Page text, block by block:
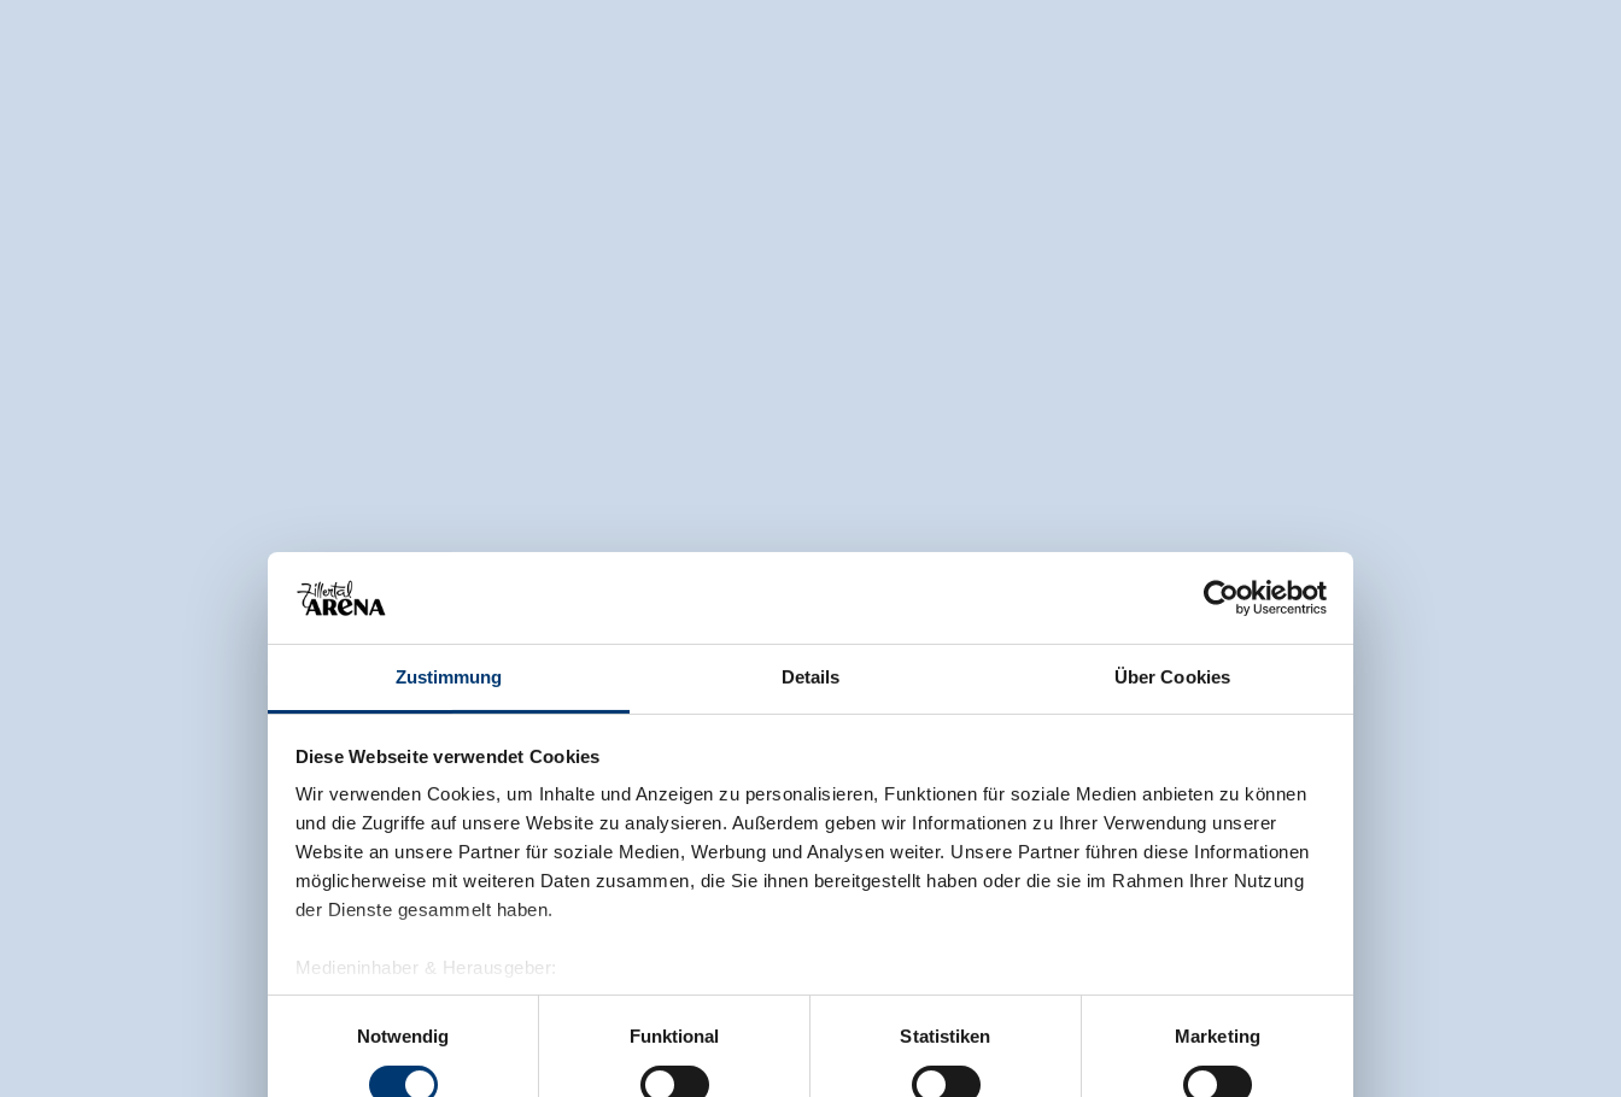
Zustimmung Details Über Cookies
Diese Webseite verwendet Cookies
Wir verwenden Cookies, um Inhalte und Anzeigen zu personalisieren, Funktionen für soziale Medien anbieten zu können
und die Zugriffe auf unsere Website zu analysieren. Außerdem geben wir Informationen zu Ihrer Verwendung unserer
Website an unsere Partner für soziale Medien, Werbung und Analysen weiter. Unsere Partner führen diese Informationen
möglicherweise mit weiteren Daten zusammen, die Sie ihnen bereitgestellt haben oder die sie im Rahmen Ihrer Nutzung
der Dienste gesammelt haben.
Medieninhaber & Herausgeber:
Zeller Bergbahnen Zillertal GmbH & Co KG
Rohr 23// A-6280 Zell am Ziller
www.zillertalarena.com
Notwendig
Funktional Statistiken Marketing